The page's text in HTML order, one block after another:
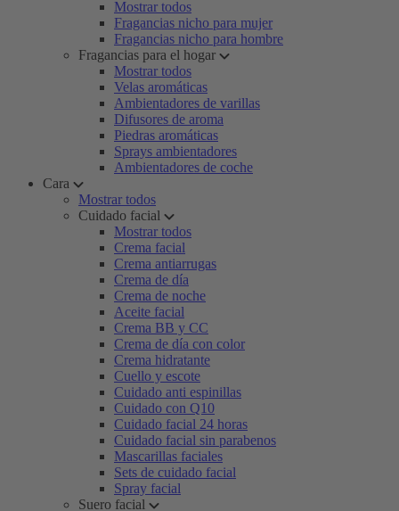
Mostrar todos
Fragancias nicho para mujer
Fragancias nicho para hombre
Fragancias para el hogar
Mostrar todos
Velas aromáticas
Ambientadores de varillas
Difusores de aroma
Piedras aromáticas
Sprays ambientadores
Ambientadores de coche
Cara
Mostrar todos
Cuidado facial
Mostrar todos
Crema facial
Crema antiarrugas
Crema de día
Crema de noche
Aceite facial
Crema BB y CC
Crema de día con color
Crema hidratante
Cuello y escote
Cuidado anti espinillas
Cuidado con Q10
Cuidado facial 24 horas
Cuidado facial sin parabenos
Mascarillas faciales
Sets de cuidado facial
Spray facial
Suero facial